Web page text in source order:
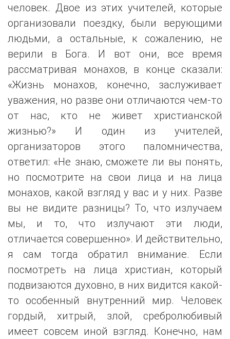
человек. Двое из этих учителей, которые
организовали поездку, были верующими
людьми, а остальные, к сожалению, не
верили в Бога. И вот они, все время
рассматривая монахов, в конце сказали:
«Жизнь монахов, конечно, заслуживает
уважения, но разве они отличаются чем-то
от нас, кто не живет христианской
жизнью?» И один из учителей,
организаторов этого паломничества,
ответил: «Не знаю, сможете ли вы понять,
но посмотрите на свои лица и на лица
монахов, какой взгляд у вас и у них. Разве
вы не видите разницы? То, что излучаем
мы, и то, что излучают эти люди,
отличается совершенно». И действительно,
я сам тогда обратил внимание. Если
посмотреть на лица христиан, который
подвизаются духовно, в них видится какой-
то особенный внутренний мир. Человек
гордый, хитрый, злой, сребролюбивый
имеет совсем иной взгляд. Конечно, нам